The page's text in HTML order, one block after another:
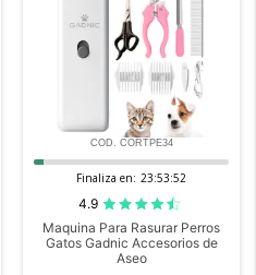
COD. CORTPE34
Finaliza en: 23:53:51
4.9
Maquina Para Rasurar Perros
Gatos Gadnic Accesorios de
Aseo